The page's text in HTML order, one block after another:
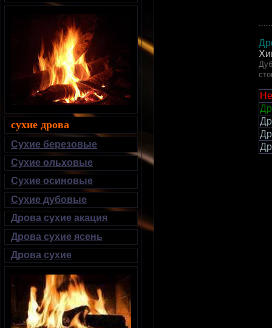
сухие дрова
Сухие березовые
Сухие ольховые
Сухие осиновые
Сухие дубовые
Дрова сухие акация
Дрова сухие ясень
Дрова сухие